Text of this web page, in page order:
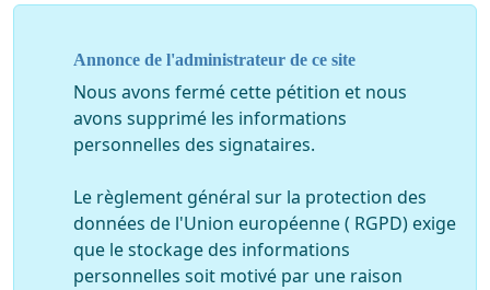
Annonce de l'administrateur de ce site
Nous avons fermé cette pétition et nous
avons supprimé les informations
personnelles des signataires.
Le règlement général sur la protection des
données de l'Union européenne ( RGPD) exige
que le stockage des informations
personnelles soit motivé par une raison